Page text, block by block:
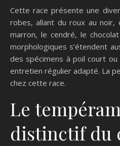
Cette race présente une
robes, allant du roux au noir,
marron, le cendré, le
morphologiques s’étendent
des spécimens à poil court ou
entretien régulier adapté. La
chez cette race.
Le
distinctif du